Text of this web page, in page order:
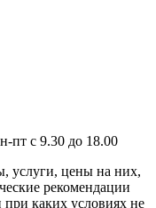
пт с 9.30 до 18.00
услуги, цены на них,
рекомендации
каких условиях не